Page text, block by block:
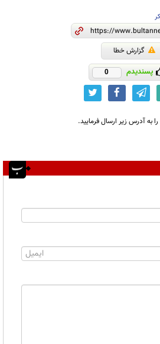
گزارش خطا
پسندیدم 0
به آدرس زیر ارسال فرمایید.